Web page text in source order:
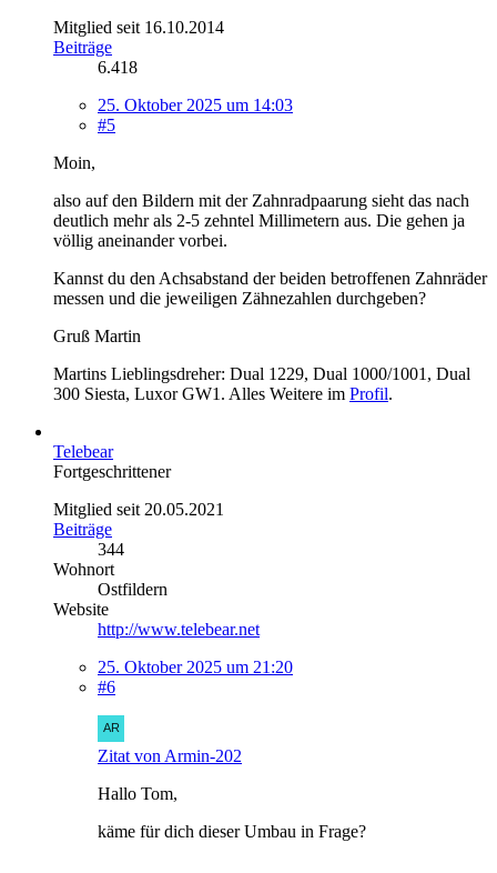
Mitglied seit 16.10.2014
Beiträge
6.418
25. Oktober 2025 um 14:03
#5
Moin,
also auf den Bildern mit der Zahnradpaarung sieht das nach
deutlich mehr als 2-5 zehntel Millimetern aus. Die gehen ja
völlig aneinander vorbei.
Kannst du den Achsabstand der beiden betroffenen Zahnräder
messen und die jeweiligen Zähnezahlen durchgeben?
Gruß Martin
Martins Lieblingsdreher: Dual 1229, Dual 1000/1001, Dual
300 Siesta, Luxor GW1. Alles Weitere im Profil.
Telebear
Fortgeschrittener
Mitglied seit 20.05.2021
Beiträge
344
Wohnort
Ostfildern
Website
http://www.telebear.net
25. Oktober 2025 um 21:20
#6
Zitat von Armin-202
Hallo Tom,
käme für dich dieser Umbau in Frage?